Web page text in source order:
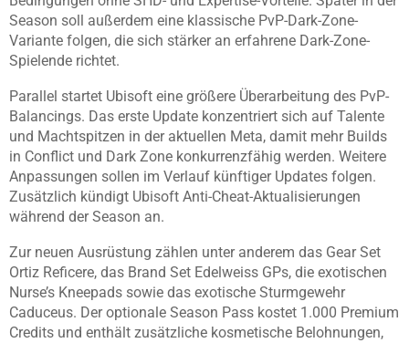
Season soll außerdem eine klassische PvP-Dark-Zone-
Variante folgen, die sich stärker an erfahrene Dark-Zone-
Spielende richtet.
Parallel startet Ubisoft eine größere Überarbeitung des PvP-
Balancings. Das erste Update konzentriert sich auf Talente
und Machtspitzen in der aktuellen Meta, damit mehr Builds
in Conflict und Dark Zone konkurrenzfähig werden. Weitere
Anpassungen sollen im Verlauf künftiger Updates folgen.
Zusätzlich kündigt Ubisoft Anti-Cheat-Aktualisierungen
während der Season an.
Zur neuen Ausrüstung zählen unter anderem das Gear Set
Ortiz Reficere, das Brand Set Edelweiss GPs, die exotischen
Nurse’s Kneepads sowie das exotische Sturmgewehr
Caduceus. Der optionale Season Pass kostet 1.000 Premium
Credits und enthält zusätzliche kosmetische Belohnungen,